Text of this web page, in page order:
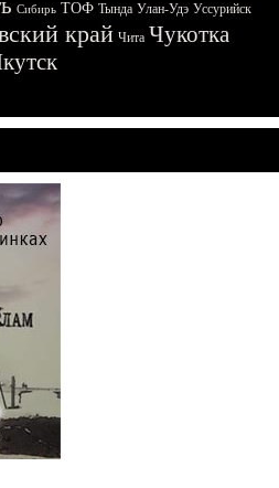
Сибирь ТОФ Тында Улан-Удэ Уссурийск
край Чита Чукотка